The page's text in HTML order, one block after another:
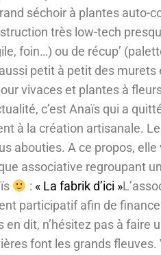
séchoir à plantes auto-
très low-tech
foin…) ou de récup’
petit à petit des murets
vivaces et plantes à
c’est Anaïs qui a
à la création artisanale.
abouties. A ce propos, elle
associative regroupant
: « La fabrik d’ici »
participatif afin de
en dit, n’hésitez pas à faire
font les grands fleuves.